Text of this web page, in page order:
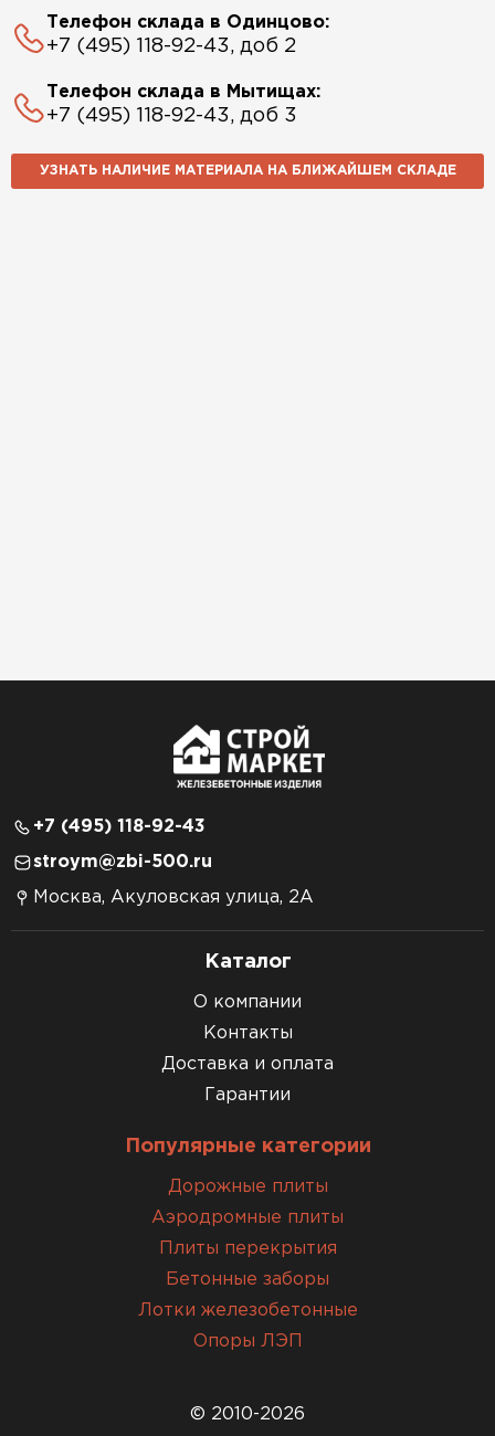
Телефон склада в Одинцово:
+7 (495) 118-92-43, доб 2
Телефон склада в Мытищах:
+7 (495) 118-92-43, доб 3
УЗНАТЬ НАЛИЧИЕ МАТЕРИАЛА НА БЛИЖАЙШЕМ СКЛАДЕ
+7 (495) 118-92-43
stroym@zbi-500.ru
Москва, Акуловская улица, 2А
Каталог
О компании
Контакты
Доставка и оплата
Гарантии
Популярные категории
Дорожные плиты
Аэродромные плиты
Плиты перекрытия
Бетонные заборы
Лотки железобетонные
Опоры ЛЭП
© 2010-2026